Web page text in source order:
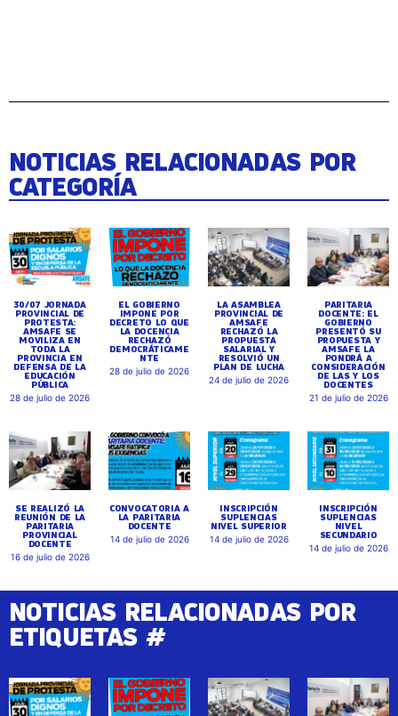
NOTICIAS RELACIONADAS POR
CATEGORÍA
30/07 JORNADA
PROVINCIAL DE
PROTESTA:
AMSAFE SE
MOVILIZA EN
TODA LA
PROVINCIA EN
DEFENSA DE LA
EDUCACIÓN
PÚBLICA
28 de julio de 2026
EL GOBIERNO
IMPONE POR
DECRETO LO QUE
LA DOCENCIA
RECHAZÓ
DEMOCRÁTICAME
NTE
28 de julio de 2026
LA ASAMBLEA
PROVINCIAL DE
AMSAFE
RECHAZÓ LA
PROPUESTA
SALARIAL Y
RESOLVIÓ UN
PLAN DE LUCHA
24 de julio de 2026
PARITARIA
DOCENTE: EL
GOBIERNO
PRESENTÓ SU
PROPUESTA Y
AMSAFE LA
PONDRÁ A
CONSIDERACIÓN
DE LAS Y LOS
DOCENTES
21 de julio de 2026
SE REALIZÓ LA
REUNIÓN DE LA
PARITARIA
PROVINCIAL
DOCENTE
16 de julio de 2026
CONVOCATORIA A
LA PARITARIA
DOCENTE
14 de julio de 2026
INSCRIPCIÓN
SUPLENCIAS
NIVEL SUPERIOR
14 de julio de 2026
INSCRIPCIÓN
SUPLENCIAS
NIVEL
SECUNDARIO
14 de julio de 2026
NOTICIAS RELACIONADAS POR
ETIQUETAS #